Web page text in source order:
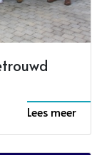
Lees meer